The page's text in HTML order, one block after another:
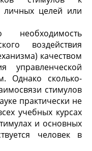
личных целей или
воздействия
качеством
управленческой
Однако сколько-
стимулов
практически не
учебных курсах
и основных
человек в